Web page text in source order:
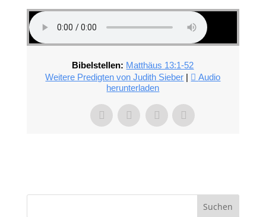
Bibelstellen: Matthäus 13:1-52
Weitere Predigten von Judith Sieber |
Audio
herunterladen